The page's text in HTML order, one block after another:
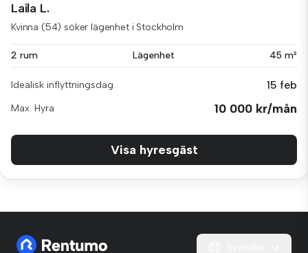
Laila L.
Kvinna (54) söker lägenhet i Stockholm
2 rum Lägenhet 45 m²
Idealisk inflyttningsdag 15 feb
Max. Hyra 10 000 kr/mån
Visa hyresgäst